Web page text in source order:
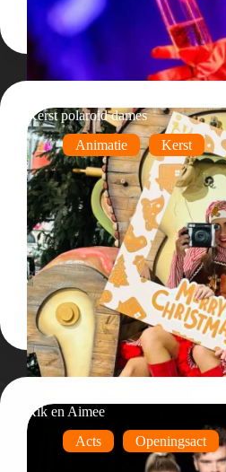
Kerst polaroid dames
Animatie
Kerst
Rik en Aimee
Acts
Openingsact